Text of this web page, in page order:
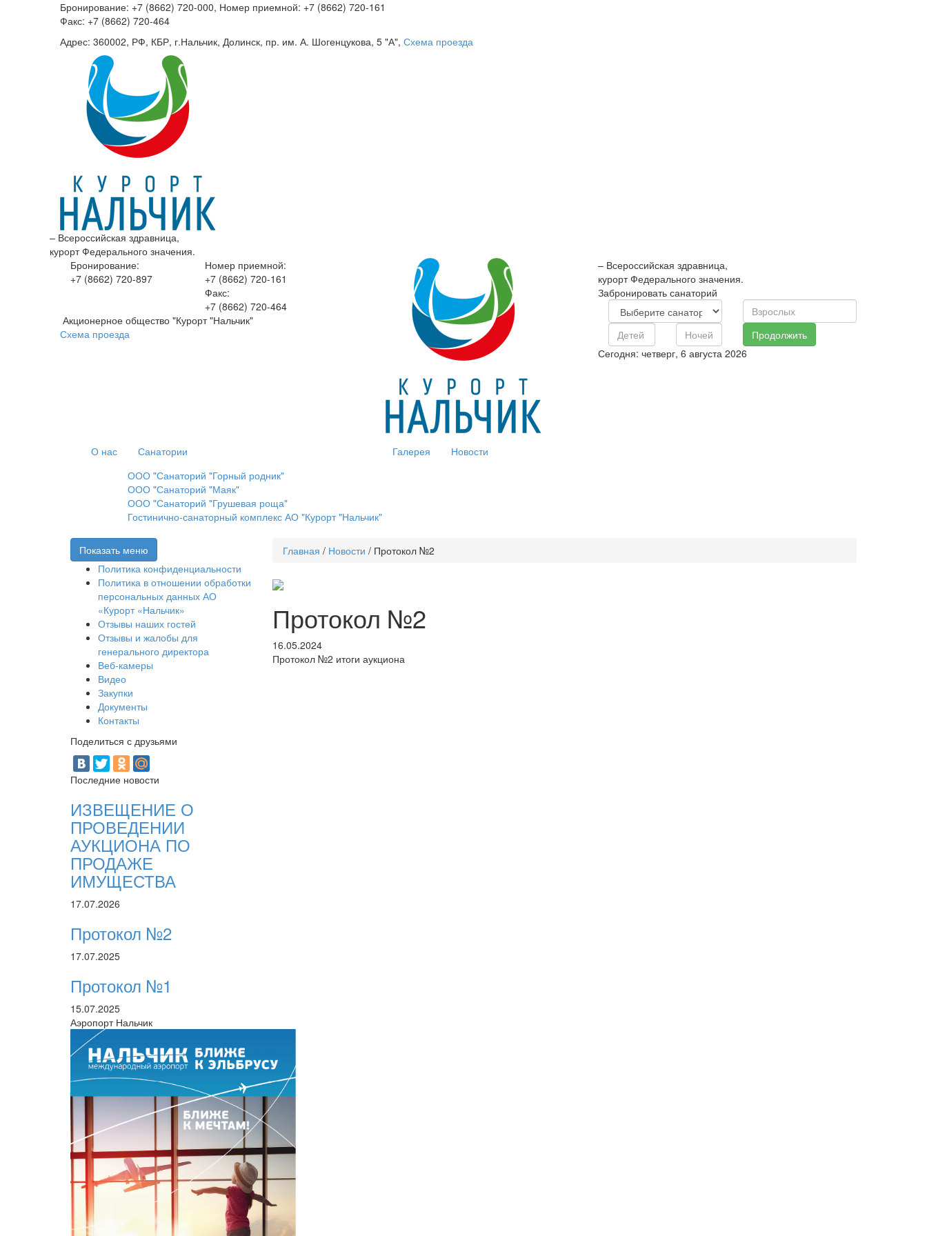
Бронирование: +7 (8662) 720-000, Номер приемной: +7 (8662) 720-161
Факс: +7 (8662) 720-464
Адрес: 360002, РФ, КБР, г.Нальчик, Долинск, пр. им. А. Шогенцукова, 5 "А", Схема проезда
– Всероссийская здравница,
курорт Федерального значения.
Бронирование:
+7 (8662) 720-897
Номер приемной:
+7 (8662) 720-161
Факс:
+7 (8662) 720-464
Акционерное общество "Курорт "Нальчик"
Схема проезда
– Всероссийская здравница,
курорт Федерального значения.
Забронировать санаторий
Сегодня: четверг, 6 августа 2026
О нас
Санатории
ООО "Санаторий "Горный родник"
ООО "Санаторий "Маяк"
ООО "Санаторий "Грушевая роща"
Гостинично-санаторный комплекс АО "Курорт "Нальчик"
Галерея Новости
Показать меню
Политика конфиденциальности
Политика в отношении обработки
персональных данных АО
«Курорт «Нальчик»
Отзывы наших гостей
Отзывы и жалобы для
генерального директора
Веб-камеры
Видео
Закупки
Документы
Контакты
Поделиться с друзьями
Последние новости
ИЗВЕЩЕНИЕ О
ПРОВЕДЕНИИ
АУКЦИОНА ПО
ПРОДАЖЕ
ИМУЩЕСТВА
17.07.2026
Протокол №2
17.07.2025
Протокол №1
15.07.2025
Аэропорт Нальчик
Главная / Новости / Протокол №2
Протокол №2
16.05.2024
Протокол №2 итоги аукциона